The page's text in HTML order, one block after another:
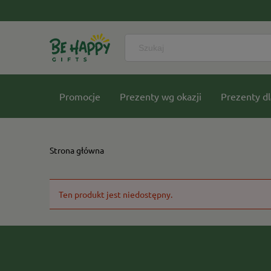
Promocje Prezenty wg okazji Prezenty
Strona główna
Ten produkt jest niedostępny.